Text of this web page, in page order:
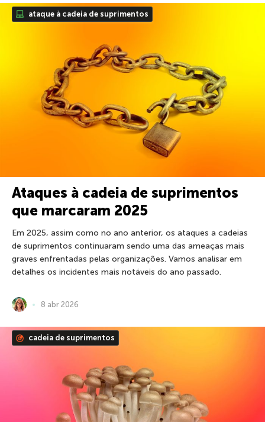
ataque à cadeia de suprimentos
Ataques à cadeia de suprimentos
que marcaram 2025
Em 2025, assim como no ano anterior, os ataques a cadeias
de suprimentos continuaram sendo uma das ameaças mais
graves enfrentadas pelas organizações. Vamos analisar em
detalhes os incidentes mais notáveis do ano passado.
8 abr 2026
cadeia de suprimentos